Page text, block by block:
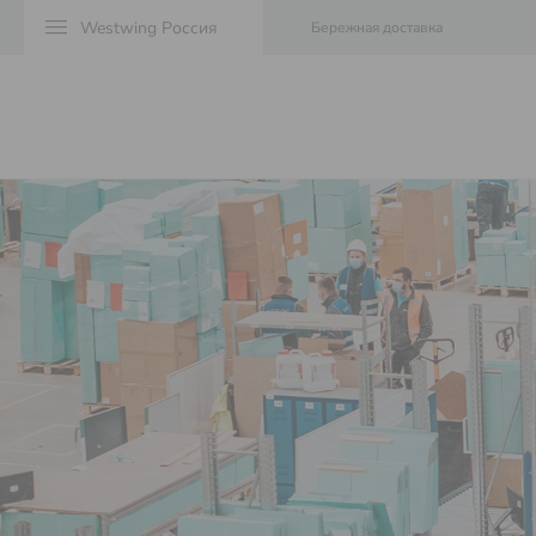
menu Бережная доставка